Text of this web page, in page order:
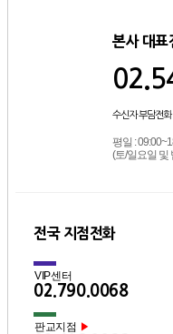
본사 대표
수신자 부담전
평일 :
(토/일요일 및
전국 지점전화
VIP센터
02.790.0068
판교지점 ▶